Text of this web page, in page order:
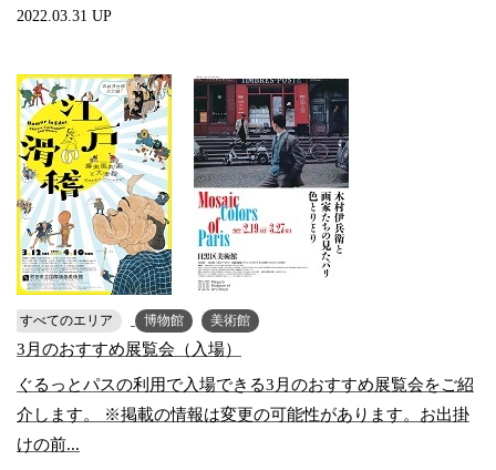
2022.03.31 UP
すべてのエリア 博物館 美術館
3月のおすすめ展覧会（入場）
ぐるっとパスの利用で入場できる3月のおすすめ展覧会をご紹
介します。 ※掲載の情報は変更の可能性があります。お出掛
けの前...